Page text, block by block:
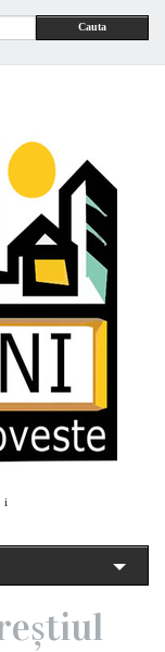
Cauta